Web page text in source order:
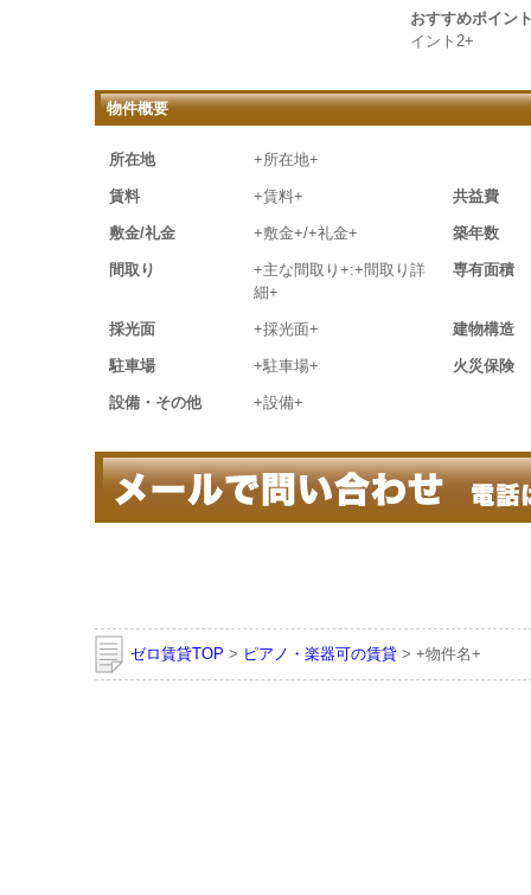
おすすめポイン
イント2+
物件概要
所在地 +所在地+
賃料 +賃料+ 共益費
敷金/礼金 +敷金+/+礼金+ 築年数
間取り
+主な間取り+:+間取り詳
細+
専有面積
採光面 +採光面+ 建物構造
駐車場 +駐車場+ 火災保険
設備・その他 +設備+
ゼロ賃貸TOP > ピアノ・楽器可の賃貸 > +物件名+